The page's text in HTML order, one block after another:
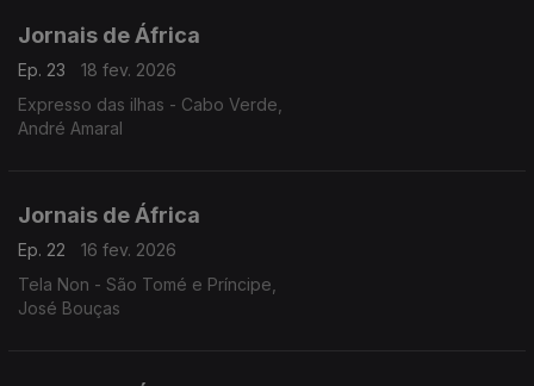
Jornais de África
Ep. 23
18 fev. 2026
Expresso das ilhas - Cabo Verde,
André Amaral
Jornais de África
Ep. 22
16 fev. 2026
Tela Non - São Tomé e Príncipe,
José Bouças